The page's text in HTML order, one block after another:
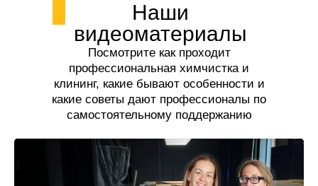
Наши
видеоматериалы
Посмотрите как проходит
профессиональная химчистка и
клининг, какие бывают особенности и
какие советы дают профессионалы по
самостоятельному поддержанию